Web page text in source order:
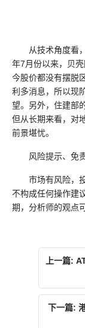
从技术角度看
年7月份以来，贝
今股价都没有摆脱
利多消息，所以现
望。另外，住建部
但从长期来看，对
前景堪忧。
风险提示、免
市场有风险，
不构成任何操作建
期，分析师的观点
上一篇:
下一篇: